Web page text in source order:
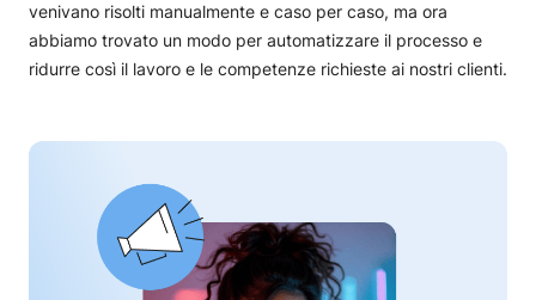
venivano risolti manualmente e caso per caso, ma ora
abbiamo trovato un modo per automatizzare il processo e
ridurre così il lavoro e le competenze richieste ai nostri clienti.